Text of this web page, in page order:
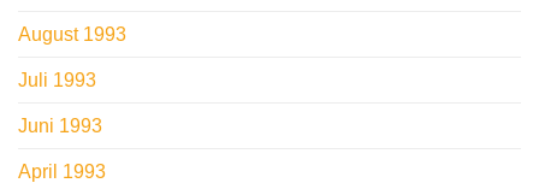
August 1993
Juli 1993
Juni 1993
April 1993